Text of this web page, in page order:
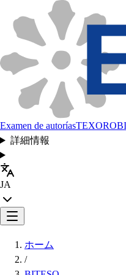
Examen de autoríasTEXORO
詳細情報
JA
ホーム
/